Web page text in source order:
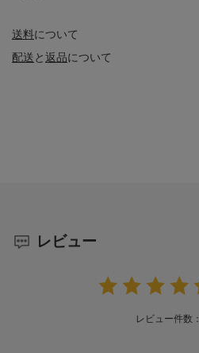
送料について
配送と返品について
レビュー
レビュー件数：